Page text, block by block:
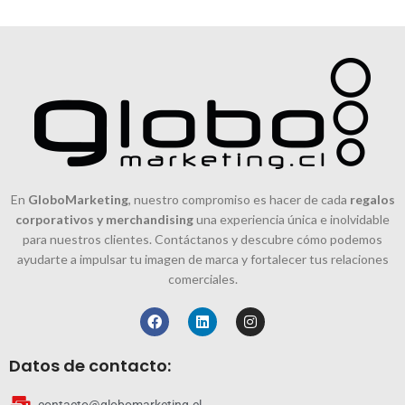
En GloboMarketing, nuestro compromiso es hacer de cada regalos
corporativos y merchandisinguna experiencia única e inolvidable
para nuestros clientes. Contáctanos y descubre cómo podemos
ayudarte a impulsar tu imagen de marca y fortalecer tus relaciones
comerciales.
Datos de contacto: